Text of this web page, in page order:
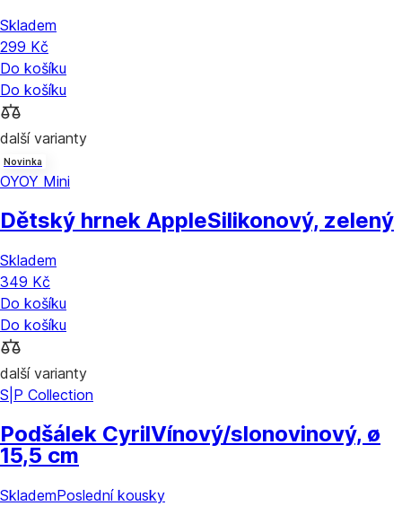
Skladem
299 Kč
Do košíku
Do košíku
další varianty
Novinka
OYOY Mini
Dětský hrnek AppleSilikonový, zelený
Skladem
349 Kč
Do košíku
Do košíku
další varianty
S|P Collection
Podšálek CyrilVínový/slonovinový, ø
15,5 cm
SklademPoslední kousky